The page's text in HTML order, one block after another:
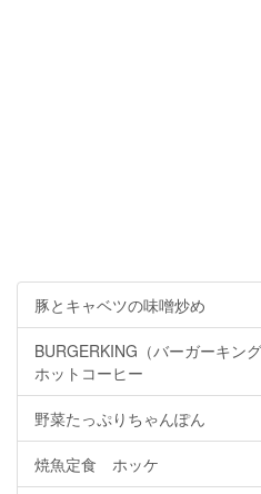
豚とキャベツの味噌炒め
BURGERKING（バーガーキ
ホットコーヒー
野菜たっぷりちゃんぽん
焼魚定食 ホッケ